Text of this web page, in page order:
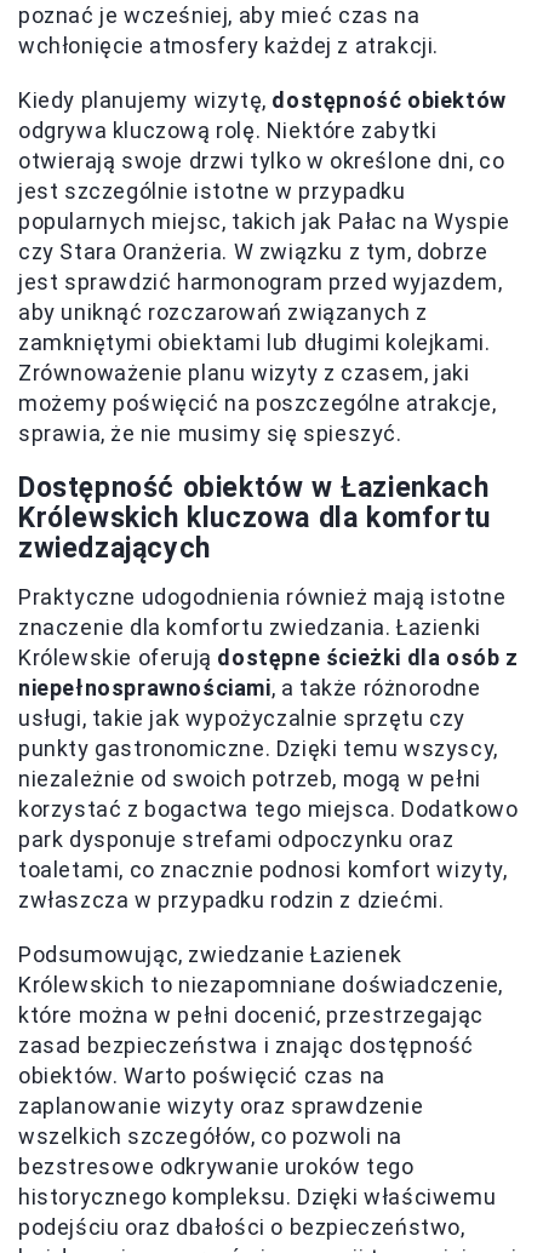
poznać je wcześniej, aby mieć czas na
wchłonięcie atmosfery każdej z atrakcji.
Kiedy planujemy wizytę, dostępność obiektów
odgrywa kluczową rolę. Niektóre zabytki
otwierają swoje drzwi tylko w określone dni, co
jest szczególnie istotne w przypadku
popularnych miejsc, takich jak Pałac na Wyspie
czy Stara Oranżeria. W związku z tym, dobrze
jest sprawdzić harmonogram przed wyjazdem,
aby uniknąć rozczarowań związanych z
zamkniętymi obiektami lub długimi kolejkami.
Zrównoważenie planu wizyty z czasem, jaki
możemy poświęcić na poszczególne atrakcje,
sprawia, że nie musimy się spieszyć.
Dostępność obiektów w Łazienkach
Królewskich kluczowa dla komfortu
zwiedzających
Praktyczne udogodnienia również mają istotne
znaczenie dla komfortu zwiedzania. Łazienki
Królewskie oferują dostępne ścieżki dla osób z
niepełnosprawnościami, a także różnorodne
usługi, takie jak wypożyczalnie sprzętu czy
punkty gastronomiczne. Dzięki temu wszyscy,
niezależnie od swoich potrzeb, mogą w pełni
korzystać z bogactwa tego miejsca. Dodatkowo
park dysponuje strefami odpoczynku oraz
toaletami, co znacznie podnosi komfort wizyty,
zwłaszcza w przypadku rodzin z dziećmi.
Podsumowując, zwiedzanie Łazienek
Królewskich to niezapomniane doświadczenie,
które można w pełni docenić, przestrzegając
zasad bezpieczeństwa i znając dostępność
obiektów. Warto poświęcić czas na
zaplanowanie wizyty oraz sprawdzenie
wszelkich szczegółów, co pozwoli na
bezstresowe odkrywanie uroków tego
historycznego kompleksu. Dzięki właściwemu
podejściu oraz dbałości o bezpieczeństwo,